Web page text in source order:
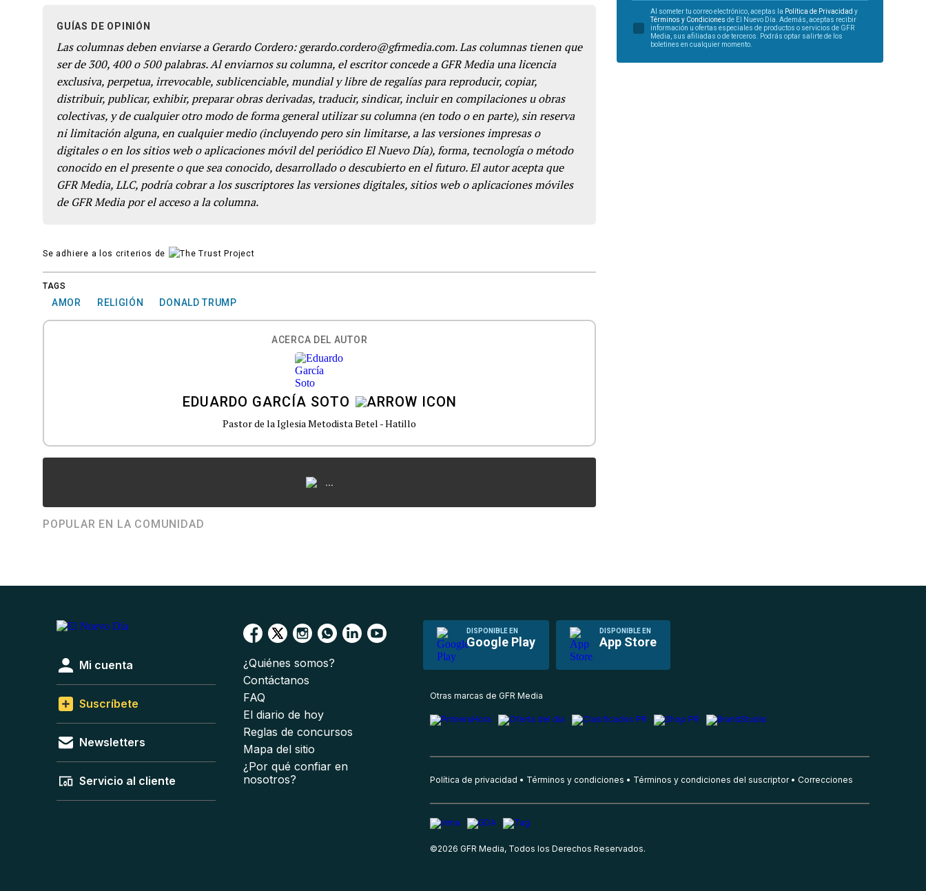
GUÍAS DE OPINIÓN
Las columnas deben enviarse a Gerardo Cordero: gerardo.cordero@gfrmedia.com. Las columnas tienen que
ser de 300, 400 o 500 palabras. Al enviarnos su columna, el escritor concede a GFR Media una licencia
exclusiva, perpetua, irrevocable, sublicenciable, mundial y libre de regalías para reproducir, copiar,
distribuir, publicar, exhibir, preparar obras derivadas, traducir, sindicar, incluir en compilaciones u obras
colectivas, y de cualquier otro modo de forma general utilizar su columna (en todo o en parte), sin reserva
ni limitación alguna, en cualquier medio (incluyendo pero sin limitarse, a las versiones impresas o
digitales o en los sitios web o aplicaciones móvil del periódico El Nuevo Día), forma, tecnología o método
conocido en el presente o que sea conocido, desarrollado o descubierto en el futuro. El autor acepta que
GFR Media, LLC, podría cobrar a los suscriptores las versiones digitales, sitios web o aplicaciones móviles
de GFR Media por el acceso a la columna.
Se adhiere a los criterios de
TAGS
AMOR RELIGIÓN DONALD TRUMP
ACERCA DEL AUTOR
EDUARDO GARCÍA SOTO
Pastor de la Iglesia Metodista Betel - Hatillo
...
POPULAR EN LA COMUNIDAD
Al someter tu correo electrónico, aceptas la Política de Privacidad y
Términos y Condiciones de El Nuevo Día. Además, aceptas recibir
información u ofertas especiales de productos o servicios de GFR
Media, sus afiliadas o de terceros. Podrás optar salirte de los
boletines en cualquier momento.
DISPONIBLE EN
Google Play
DISPONIBLE EN
App Store
Mi cuenta
Suscríbete
Newsletters
Servicio al cliente
¿Quiénes somos?
Contáctanos
FAQ
El diario de hoy
Reglas de concursos
Mapa del sitio
¿Por qué confiar en
nosotros?
Otras marcas de GFR Media
Política de privacidad Términos y condiciones Términos y condiciones del suscriptor Correcciones
©2026 GFR Media, Todos los Derechos Reservados.